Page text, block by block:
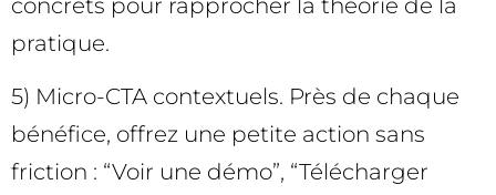
concrets pour rapprocher la théorie de la
pratique.
5) Micro-CTA contextuels. Près de chaque
bénéfice, offrez une petite action sans
friction : “Voir une démo”, “Télécharger